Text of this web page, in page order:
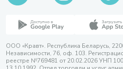
ООО «Кравт». Республика Беларусь,
Независимости, 76, оф. 103.
реестре №769481 от 20.02.2026 УНП